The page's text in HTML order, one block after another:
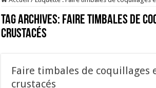
Tag Archives: Faire timbales de
crustacés
Faire timbales de coquillages
crustacés